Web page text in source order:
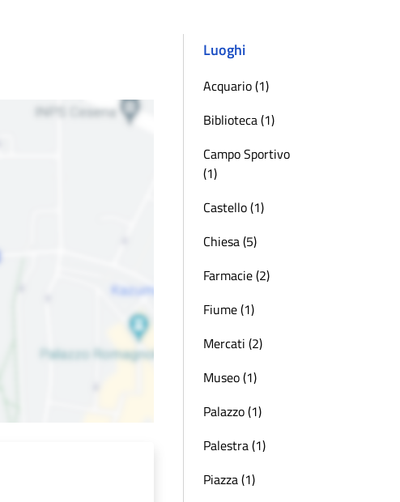
Luoghi
Acquario (1)
Biblioteca (1)
Campo Sportivo
(1)
Castello (1)
Chiesa (5)
Farmacie (2)
Fiume (1)
Mercati (2)
Museo (1)
Palazzo (1)
Palestra (1)
Piazza (1)